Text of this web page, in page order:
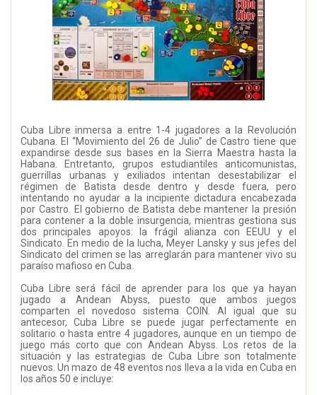
Cuba Libre inmersa a entre 1-4 jugadores a la Revolución
Cubana. El “Movimiento del 26 de Julio” de Castro tiene que
expandirse desde sus bases en la Sierra Maestra hasta la
Habana. Entretanto, grupos estudiantiles anticomunistas,
guerrillas urbanas y exiliados intentan desestabilizar el
régimen de Batista desde dentro y desde fuera, pero
intentando no ayudar a la incipiente dictadura encabezada
por Castro. El gobierno de Batista debe mantener la presión
para contener a la doble insurgencia, mientras gestiona sus
dos principales apoyos: la frágil alianza con EEUU y el
Sindicato. En medio de la lucha, Meyer Lansky y sus jefes del
Sindicato del crimen se las arreglarán para mantener vivo su
paraíso mafioso en Cuba.
Cuba Libre será fácil de aprender para los que ya hayan
jugado a Andean Abyss, puesto que ambos juegos
comparten el novedoso sistema COIN. Al igual que su
antecesor, Cuba Libre se puede jugar perfectamente en
solitario o hasta entre 4 jugadores, aunque en un tiempo de
juego más corto que con Andean Abyss. Los retos de la
situación y las estrategias de Cuba Libre son totalmente
nuevos. Un mazo de 48 eventos nos lleva a la vida en Cuba en
los años 50 e incluye: